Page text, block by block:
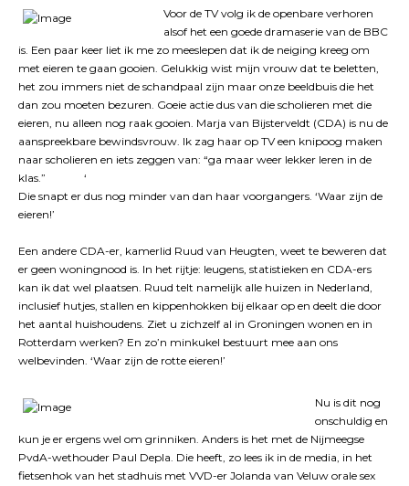
Voor de TV volg ik de openbare verhoren
alsof het een goede dramaserie van de BBC
is. Een paar keer liet ik me zo meeslepen dat ik de neiging kreeg om
met eieren te gaan gooien. Gelukkig wist mijn vrouw dat te beletten,
het zou immers niet de schandpaal zijn maar onze beeldbuis die het
dan zou moeten bezuren. Goeie actie dus van die scholieren met die
eieren, nu alleen nog raak gooien. Marja van Bijsterveldt (CDA) is nu de
aanspreekbare bewindsvrouw. Ik zag haar op TV een knipoog maken
naar scholieren en iets zeggen van: “ga maar weer lekker leren in de
klas.” ‘
Die snapt er dus nog minder van dan haar voorgangers. ‘Waar zijn de
eieren!’
Een andere CDA-er, kamerlid Ruud van Heugten, weet te beweren dat
er geen woningnood is. In het rijtje: leugens, statistieken en CDA-ers
kan ik dat wel plaatsen. Ruud telt namelijk alle huizen in Nederland,
inclusief hutjes, stallen en kippenhokken bij elkaar op en deelt die door
het aantal huishoudens. Ziet u zichzelf al in Groningen wonen en in
Rotterdam werken? En zo’n minkukel bestuurt mee aan ons
welbevinden. ‘Waar zijn de rotte eieren!’
Nu is dit nog
onschuldig en
kun je er ergens wel om grinniken. Anders is het met de Nijmeegse
PvdA-wethouder Paul Depla. Die heeft, zo lees ik in de media, in het
fietsenhok van het stadhuis met VVD-er Jolanda van Veluw orale sex